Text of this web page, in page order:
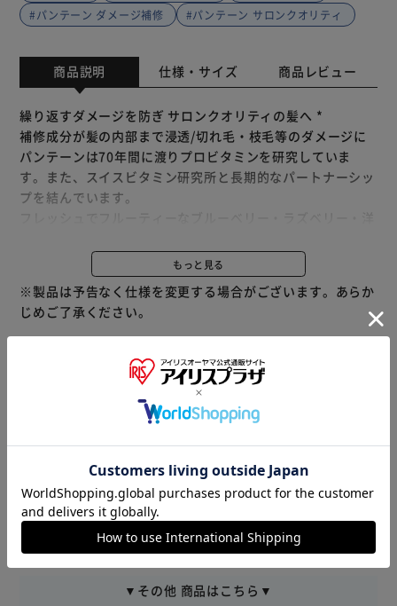
#パンテーン ダメージ補修
#パンテーン サロンクオリティ
商品説明 仕様・サイズ 商品レビュー
繰り返すダメージを防ぎ サロンクオリティの髪へ *
補修成分が髪の内部まで浸透/切れ毛・枝毛等のダメージに
パンテーンは70年間に渡りプロビタミンを研究していま
す。また、スイスビタミン研究所と長期的なパートナーシッ
プを結んでいます。
ライン使いでより効果を実感して頂けます。
エコな詰め替え用、特大サイズは通常サイズ ** の2個分。
* なめらかさのこと。洗い流すトリートメントを含むシリー
ズの継続使用による。
** 通常詰め替え300ml比
もっと見る
※製品は予告なく仕様を変更する場合がございます。あらか
じめご了承ください。
※当商品はお取り寄せ品の為、在庫の確認及び商品のお届け
までお時間を頂く場合がございます。
また、商品がメーカーにて完売となっていた場合、キャンセ
ル又は注文内容の変更をお願いいたしております。
予めご了承くださいますようお願いいたします。
商品はアイリスプラザがセレクトしたオススメ商品です。
商品情報
▼その他 商品はこちら▼